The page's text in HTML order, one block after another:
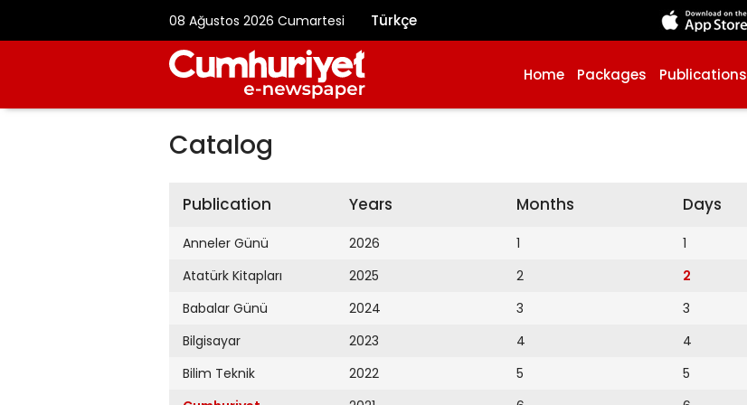
08 Ağustos 2026 Cumartesi Türkçe
Home Packages Publications
Catalog
Publication
Anneler Günü
Atatürk Kitapları
Babalar Günü
Bilgisayar
Bilim Teknik
Years
2026
2025
2024
2023
2022
Months
1
2
3
4
5
Days
1
2
3
4
5